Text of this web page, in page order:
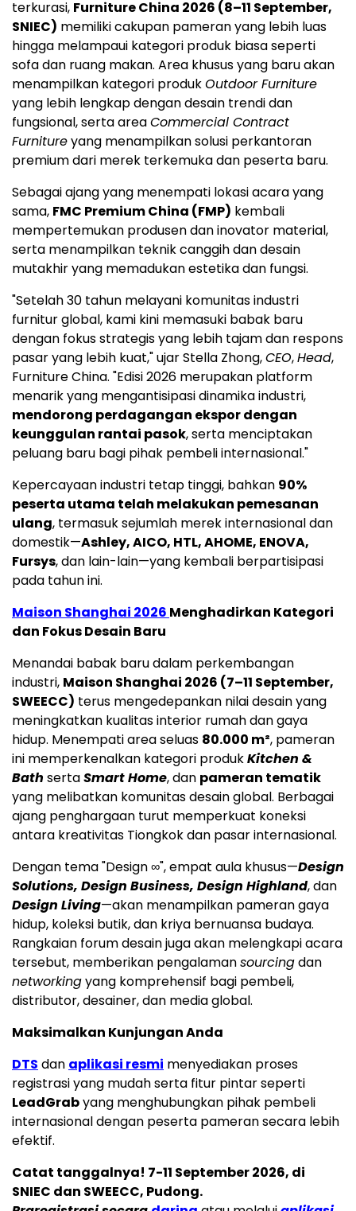
terkurasi, Furniture China 2026 (8–11 September,
SNIEC) memiliki cakupan pameran yang lebih luas
hingga melampaui kategori produk biasa seperti
sofa dan ruang makan. Area khusus yang baru akan
menampilkan kategori produkOutdoor Furniture
yang lebih lengkap dengan desain trendi dan
fungsional, serta areaCommercial Contract
Furnitureyang menampilkan solusi perkantoran
premium dari merek terkemuka dan peserta baru.
Sebagai ajang yang menempati lokasi acara yang
sama, FMC Premium China (FMP) kembali
mempertemukan produsen dan inovator material,
serta menampilkan teknik canggih dan desain
mutakhir yang memadukan estetika dan fungsi.
"Setelah 30 tahun melayani komunitas industri
furnitur global, kami kini memasuki babak baru
dengan fokus strategis yang lebih tajam dan respons
pasar yang lebih kuat," ujar Stella Zhong,CEO,Head,
Furniture China. "Edisi 2026 merupakan platform
menarik yang mengantisipasi dinamika industri,
mendorong perdagangan ekspor dengan
keunggulan rantai pasok, serta menciptakan
peluang baru bagi pihak pembeli internasional."
Kepercayaan industri tetap tinggi, bahkan 90%
peserta utama telah melakukan pemesanan
ulang, termasuk sejumlah merek internasional dan
domestik—Ashley, AICO, HTL, AHOME, ENOVA,
Fursys, dan lain-lain—yang kembali berpartisipasi
pada tahun ini.
Maison Shanghai 2026 Menghadirkan Kategori
dan Fokus Desain Baru
Menandai babak baru dalam perkembangan
industri, Maison Shanghai 2026 (7–11 September,
SWEECC) terus mengedepankan nilai desain yang
meningkatkan kualitas interior rumah dan gaya
hidup. Menempati area seluas 80.000 m², pameran
ini memperkenalkan kategori produkKitchen &
Bath sertaSmart Home, dan pameran tematik
yang melibatkan komunitas desain global. Berbagai
ajang penghargaan turut memperkuat koneksi
antara kreativitas Tiongkok dan pasar internasional.
Dengan tema "Design ∞", empat aula khusus—Design
Solutions, Design Business, Design Highland, dan
Design Living—akan menampilkan pameran gaya
hidup, koleksi butik, dan kriya bernuansa budaya.
Rangkaian forum desain juga akan melengkapi acara
tersebut, memberikan pengalamansourcingdan
networkingyang komprehensif bagi pembeli,
distributor, desainer, dan media global.
Maksimalkan Kunjungan Anda
DTS dan aplikasi resmi menyediakan proses
registrasi yang mudah serta fitur pintar seperti
LeadGrabyang menghubungkan pihak pembeli
internasional dengan peserta pameran secara lebih
efektif.
Catat tanggalnya! 7-11 September 2026, di
SNIEC dan SWEECC, Pudong.